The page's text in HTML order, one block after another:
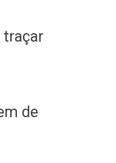
traçar
de